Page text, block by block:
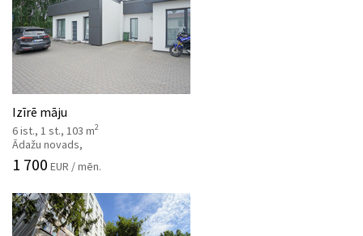
Izīrē māju
6 ist., 1 st., 103 m2
Ādažu novads,
1 700 EUR / mēn.